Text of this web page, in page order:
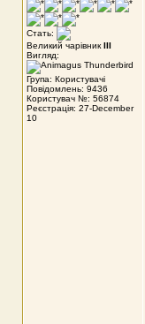
Стать:
Великий чарівник III
Вигляд:
Група: Користувачі
Повідомлень: 9436
Користувач №: 56874
Реєстрація: 27-December
10